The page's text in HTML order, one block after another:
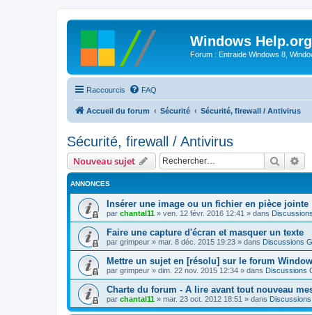
Windows Help.org
Forum : Entraide Windows 8,
Raccourcis FAQ
Accueil du forum Sécurité Sécurité, firewall / Antivirus
Sécurité, firewall / Antivirus
Nouveau sujet
ANNONCES
Insérer une image ou un fichier en pièce jointe
par chantal11 » ven. 12 févr. 2016 12:41 » dans
Faire une capture d'écran et masquer un texte
par grimpeur » mar. 8 déc. 2015 19:23 » dans Discussions
Mettre un sujet en [résolu] sur le forum
par grimpeur » dim. 22 nov. 2015 12:34 » dans Discussions
Charte du forum - A lire avant tout nouveau
par chantal11 » mar. 23 oct. 2012 18:51 » dans